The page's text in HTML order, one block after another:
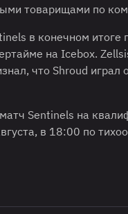
товарищами по
в конечном итоге
на Icebox.
что Shroud
Sentinels на
в 18:00 по